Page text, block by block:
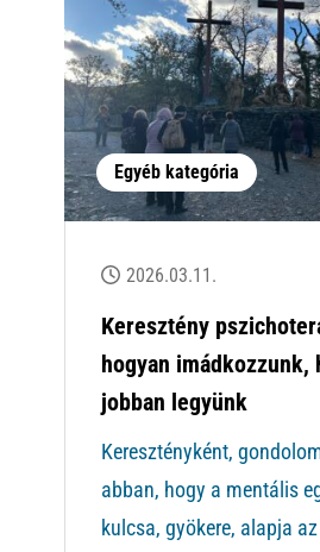
Egyéb kategória
2026.03.11.
Keresztény
hogyan imádkozzunk,
jobban legyünk
Keresztényként,
abban, hogy a mentális
kulcsa, gyökere, alapja